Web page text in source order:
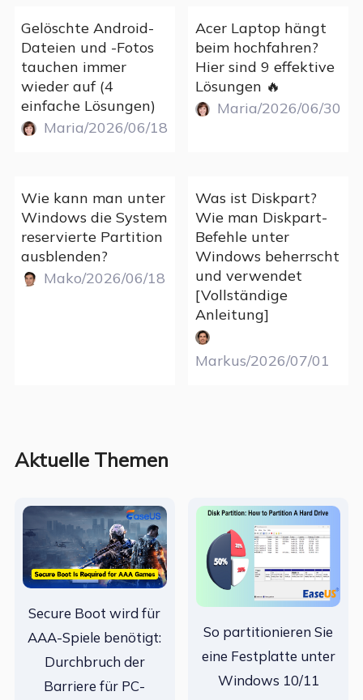
Gelöschte Android-
Dateien und -Fotos
tauchen immer
wieder auf (4
einfache Lösungen)
Maria/2026/06/18
Acer Laptop hängt
beim hochfahren?
Hier sind 9 effektive
Lösungen 🔥
Maria/2026/06/30
Wie kann man unter
Windows die System
reservierte Partition
ausblenden?
Mako/2026/06/18
Was ist Diskpart?
Wie man Diskpart-
Befehle unter
Windows beherrscht
und verwendet
[Vollständige
Anleitung]
Markus/2026/07/01
Aktuelle Themen
Secure Boot wird für
AAA-Spiele benötigt:
Durchbruch der
Barriere für PC-
So partitionieren Sie
eine Festplatte unter
Windows 10/11